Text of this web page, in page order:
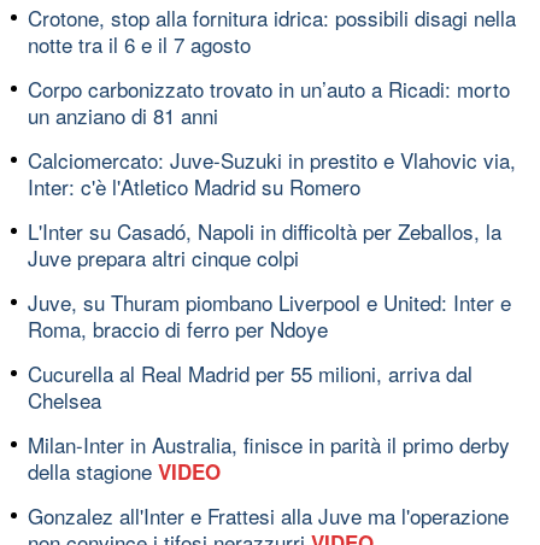
Crotone, stop alla fornitura idrica: possibili disagi nella
notte tra il 6 e il 7 agosto
Corpo carbonizzato trovato in un’auto a Ricadi: morto
un anziano di 81 anni
Calciomercato: Juve-Suzuki in prestito e Vlahovic via,
Inter: c'è l'Atletico Madrid su Romero
L'Inter su Casadó, Napoli in difficoltà per Zeballos, la
Juve prepara altri cinque colpi
Juve, su Thuram piombano Liverpool e United: Inter e
Roma, braccio di ferro per Ndoye
Cucurella al Real Madrid per 55 milioni, arriva dal
Chelsea
Milan-Inter in Australia, finisce in parità il primo derby
della stagione VIDEO
Gonzalez all'Inter e Frattesi alla Juve ma l'operazione